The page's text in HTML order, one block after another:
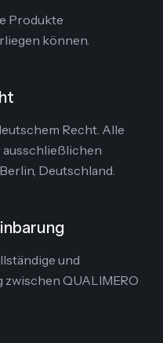
Produkte
können.
Recht. Alle
Deutschland.
und
QUALIMERO